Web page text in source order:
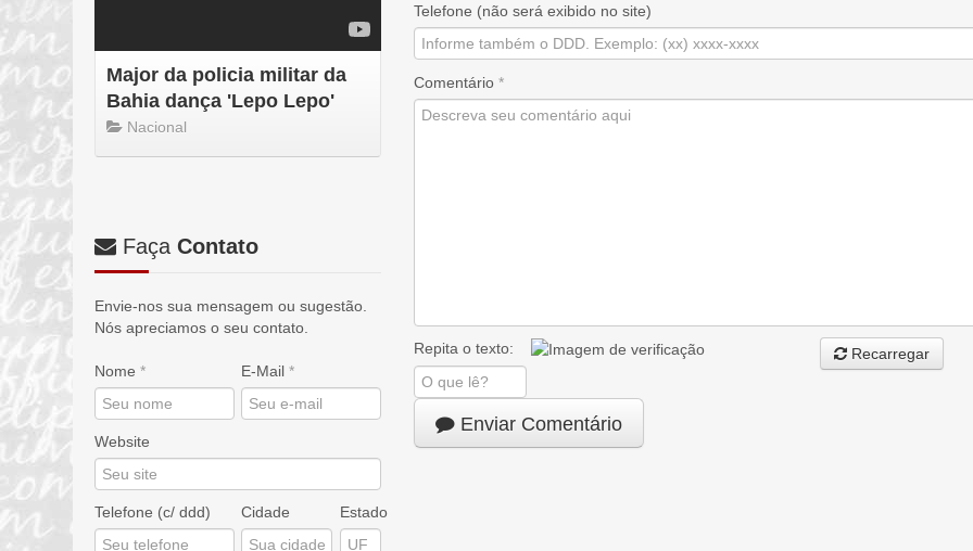
Telefone (não será exibido no site)
Comentário *
Repita o texto: Recarregar
Enviar Comentário
Major da policia militar da
Bahia dança 'Lepo Lepo'
Nacional
Faça Contato
Envie-nos sua mensagem ou sugestão.
Nós apreciamos o seu contato.
Nome * E-Mail*
Website
Telefone (c/ ddd) Cidade Estado